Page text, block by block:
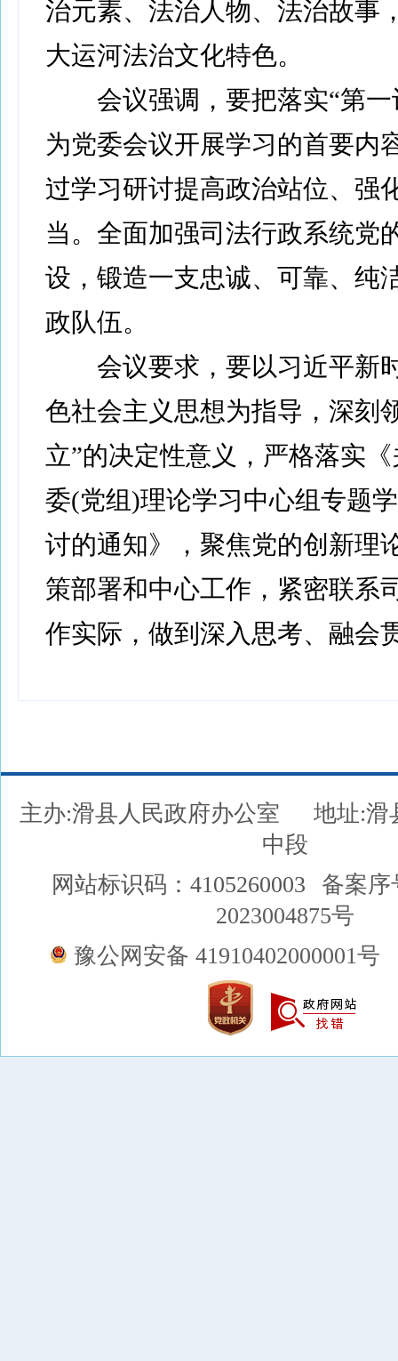
治元素、法治人物、法治故事
大运河法治文化特色。
会议强调，要把落实“第一
为党委会议开展学习的首要内
过学习研讨提高政治站位、强
当。全面加强司法行政系统党
设，锻造一支忠诚、可靠、纯
政队伍。
会议要求，要以习近平新
色社会主义思想为指导，深刻
立”的决定性意义，严格落实
委(党组)理论学习中心组专题
讨的通知》，聚焦党的创新理
策部署和中心工作，紧密联系
作实际，做到深入思考、融会
主办:滑县人民政府办公室
地址:滑
中段
网站标识码：4105260003
备案序
2023004875号
豫公网安备 41910402000001号